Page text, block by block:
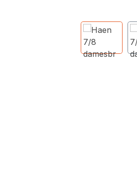
Afbeeldingengalerij overslaan